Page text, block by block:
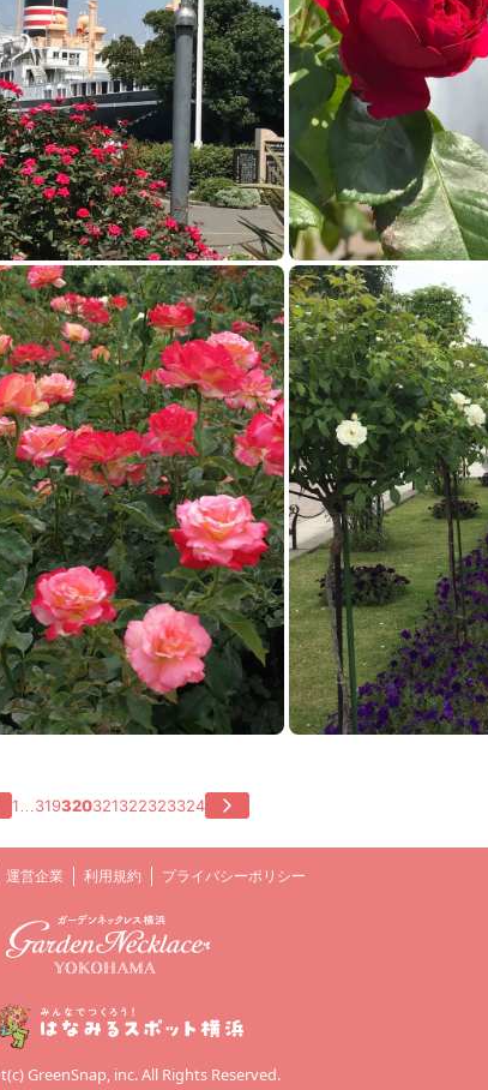
1 319320321322323324
運営企業 利用規約 プライバシーポリシー
GreenSnap, inc. All Rights Reserved.